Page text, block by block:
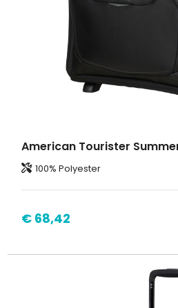
100% Polyester
€ 68,42